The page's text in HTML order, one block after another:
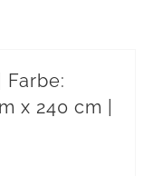
Farbe:
x 240 cm |